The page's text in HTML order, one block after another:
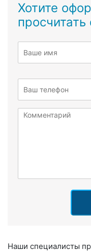
Хотите
просчитать
Наши специалисты